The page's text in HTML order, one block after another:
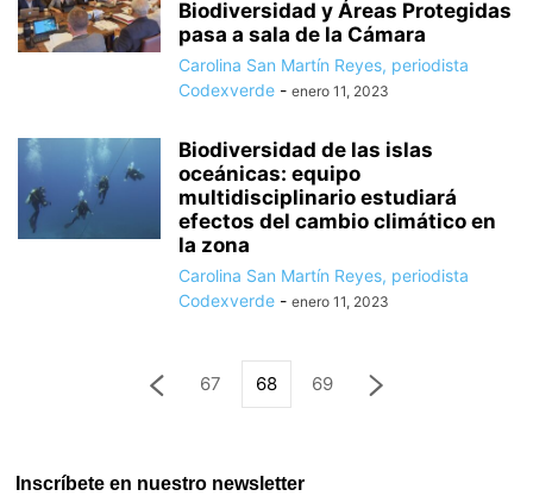
Biodiversidad y Áreas Protegidas
pasa a sala de la Cámara
Carolina San Martín Reyes, periodista
Codexverde - enero 11, 2023
Biodiversidad de las islas
oceánicas: equipo
multidisciplinario estudiará
efectos del cambio climático en
la zona
Carolina San Martín Reyes, periodista
Codexverde - enero 11, 2023
67 68 69
Inscríbete en nuestro newsletter